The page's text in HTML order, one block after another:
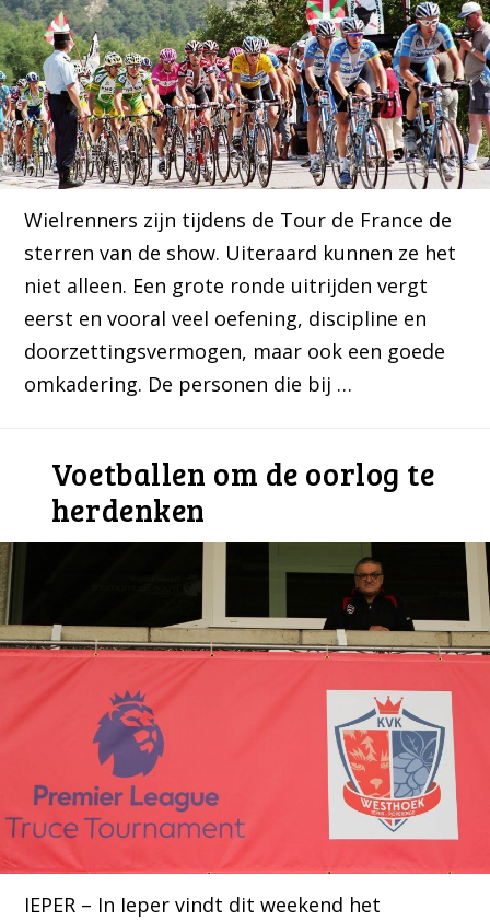
Wielrenners zijn tijdens de Tour de France de
sterren van de show. Uiteraard kunnen ze het
niet alleen. Een grote ronde uitrijden vergt
eerst en vooral veel oefening, discipline en
doorzettingsvermogen, maar ook een goede
omkadering. De personen die bij …
Voetballen om de oorlog te
herdenken
IEPER – In Ieper vindt dit weekend het